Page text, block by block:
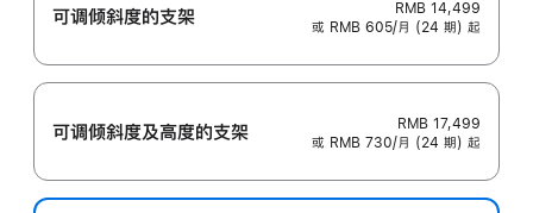
可调倾斜度的支架
RMB 14,499
或 RMB 605/月 (24 期) 起
可调倾斜度及高‍度的支‍架
RMB 17,499
或 RMB 730/月 (24 期) 起